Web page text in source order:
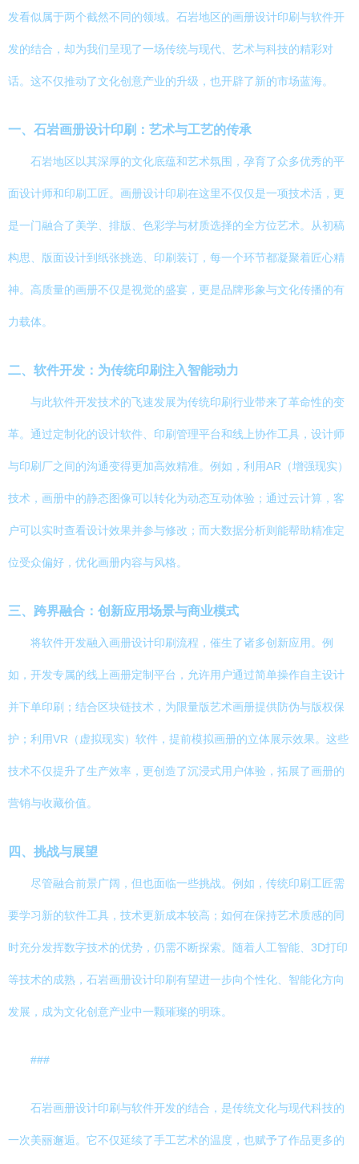
发看似属于两个截然不同的领域。石岩地区的画册设计印刷与软件开
发的结合，却为我们呈现了一场传统与现代、艺术与科技的精彩对
话。这不仅推动了文化创意产业的升级，也开辟了新的市场蓝海。
一、石岩画册设计印刷：艺术与工艺的传承
石岩地区以其深厚的文化底蕴和艺术氛围，孕育了众多优秀的平
面设计师和印刷工匠。画册设计印刷在这里不仅仅是一项技术活，更
是一门融合了美学、排版、色彩学与材质选择的全方位艺术。从初稿
构思、版面设计到纸张挑选、印刷装订，每一个环节都凝聚着匠心精
神。高质量的画册不仅是视觉的盛宴，更是品牌形象与文化传播的有
力载体。
二、软件开发：为传统印刷注入智能动力
与此软件开发技术的飞速发展为传统印刷行业带来了革命性的变
革。通过定制化的设计软件、印刷管理平台和线上协作工具，设计师
与印刷厂之间的沟通变得更加高效精准。例如，利用AR（增强现实）
技术，画册中的静态图像可以转化为动态互动体验；通过云计算，客
户可以实时查看设计效果并参与修改；而大数据分析则能帮助精准定
位受众偏好，优化画册内容与风格。
三、跨界融合：创新应用场景与商业模式
将软件开发融入画册设计印刷流程，催生了诸多创新应用。例
如，开发专属的线上画册定制平台，允许用户通过简单操作自主设计
并下单印刷；结合区块链技术，为限量版艺术画册提供防伪与版权保
护；利用VR（虚拟现实）软件，提前模拟画册的立体展示效果。这些
技术不仅提升了生产效率，更创造了沉浸式用户体验，拓展了画册的
营销与收藏价值。
四、挑战与展望
尽管融合前景广阔，但也面临一些挑战。例如，传统印刷工匠需
要学习新的软件工具，技术更新成本较高；如何在保持艺术质感的同
时充分发挥数字技术的优势，仍需不断探索。随着人工智能、3D打印
等技术的成熟，石岩画册设计印刷有望进一步向个性化、智能化方向
发展，成为文化创意产业中一颗璀璨的明珠。
###
石岩画册设计印刷与软件开发的结合，是传统文化与现代科技的
一次美丽邂逅。它不仅延续了手工艺术的温度，也赋予了作品更多的